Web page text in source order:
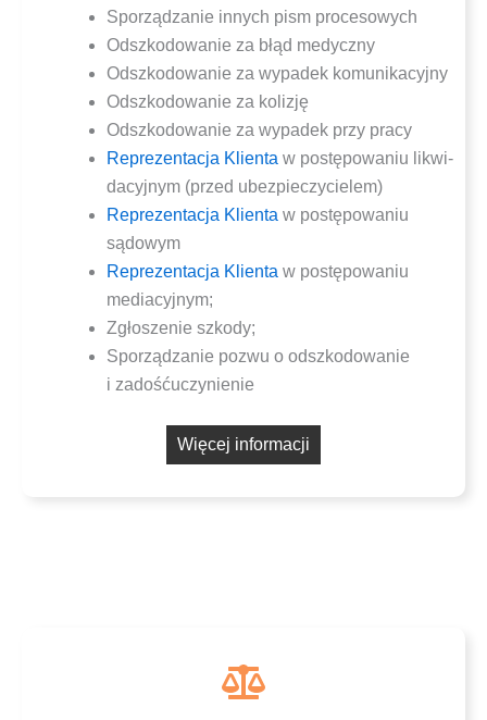
Spo­rzą­dza­nie innych pism procesowych
Odszko­do­wa­nie za błąd medyczny
Odszko­do­wa­nie za wypa­dek komunikacyjny
Odszko­do­wa­nie za kolizję
Odszko­do­wa­nie za wypa­dek przy pracy
Repre­zen­ta­cja Klien­ta w postę­po­wa­niu likwi­
da­cyj­nym (przed ubezpieczycielem)
Repre­zen­ta­cja Klien­ta w postę­po­wa­niu
sądowym
Repre­zen­ta­cja Klien­ta w postę­po­wa­niu
mediacyjnym;
Zgło­sze­nie szkody;
Spo­rzą­dza­nie pozwu o odszko­do­wa­nie
i zadośćuczynienie
Wię­cej informacji